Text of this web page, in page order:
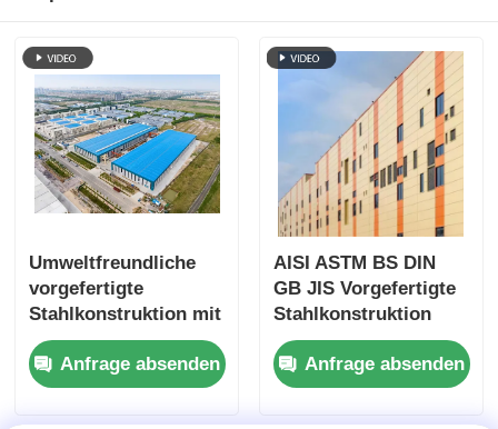
Umweltfreundliche
vorgefertigte
Stahlkonstruktion mit
einheitlicher
Farbkonsistenz und
150 km/h Windlast für
Anfrage absenden
AISI ASTM BS DIN
GB JIS Vorgefertigte
Stahlkonstruktion
korrosionsbeständig
Anfrage absenden